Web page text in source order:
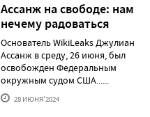
Ассанж на свободе: нам
нечему радоваться
Основатель WikiLeaks Джулиан
Ассанж в среду, 26 июня, был
освобожден Федеральным
окружным судом США......
28 ИЮНЯ'2024